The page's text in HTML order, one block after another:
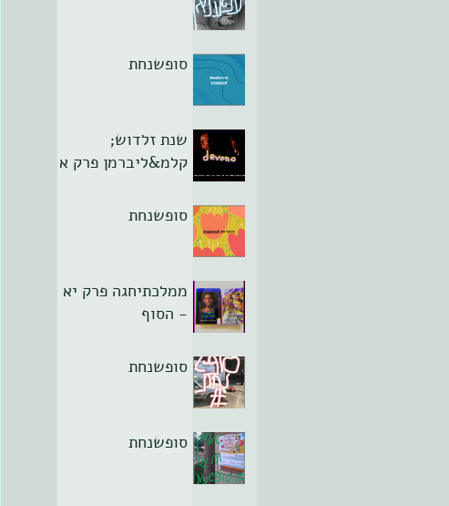
סופשנחת
שנת זלדוש;
קלמ&ליברמן פרק א
סופשנחת
ממלכתיחגה פרק יא
- הסוף
סופשנחת
סופשנחת